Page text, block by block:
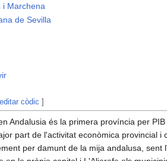
i Marchena
de Sevilla
editar còdic ]
Andalusia és la primera província per
part de l'activitat econòmica provincial
per damunt de la mija andalusa,